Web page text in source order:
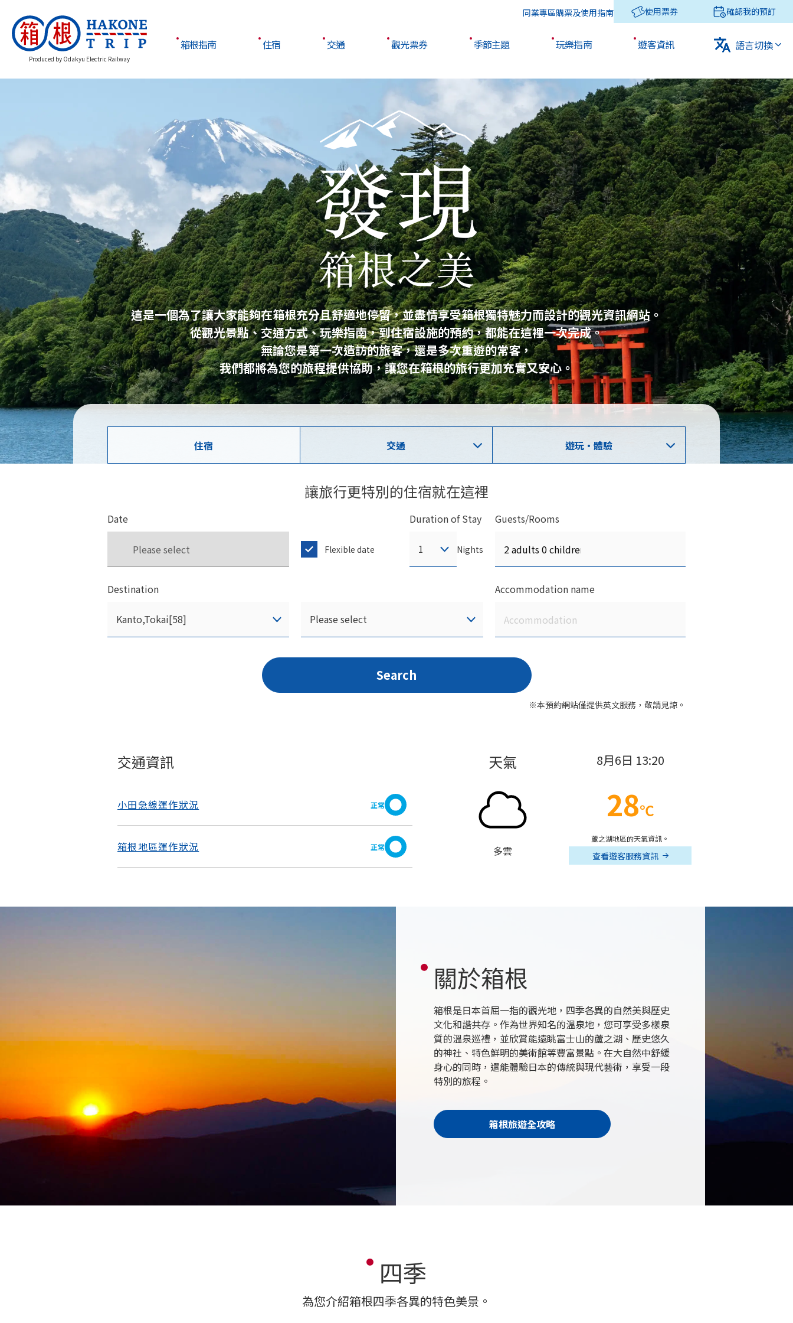
Produced by Odakyu Electric Railway
同業專區購票及使用指南 使用票券 確認我的預訂
箱根指南 住宿 交通 觀光票券 季節主題 玩樂指南 遊客資訊 語言切換
這是一個為了讓大家能夠在箱根充分且舒適地停留，並盡情享受箱根獨特魅力而設計的觀光資訊網站。
從觀光景點、交通方式、玩樂指南，到住宿設施的預約，都能在這裡一次完成。
無論您是第一次造訪的旅客，還是多次重遊的常客，
我們都將為您的旅程提供協助，讓您在箱根的旅行更加充實又安心。
住宿 交通 遊玩・體驗
讓旅行更特別的住宿就在這裡
Date
Flexible date
Duration of Stay
Nights
Guests/Rooms
Destination Accommodation name
Search
※本預約網站僅提供英文服務，敬請見諒。
交通資訊
小田急線運作狀況 正常
箱根地區運作狀況 正常
天氣
多雲
8月6日 13:20
28℃
蘆之湖地區的天氣資訊。
查看遊客服務資訊
關於箱根
箱根是日本首屈一指的觀光地，四季各異的自然美與歷史
文化和諧共存。作為世界知名的溫泉地，您可享受多樣泉
質的溫泉巡禮，並欣賞能遠眺富士山的蘆之湖、歷史悠久
的神社、特色鮮明的美術館等豐富景點。在大自然中舒緩
身心的同時，還能體驗日本的傳統與現代藝術，享受一段
特別的旅程。
箱根旅遊全攻略
四季
為您介紹箱根四季各異的特色美景。